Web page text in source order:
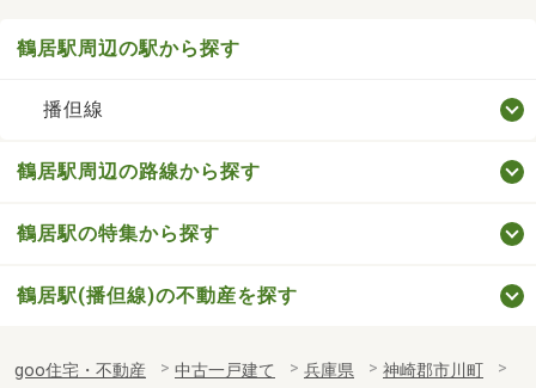
鶴居駅周辺の駅から探す
播但線
鶴居駅周辺の路線から探す
鶴居駅の特集から探す
鶴居駅(播但線)の不動産を探す
goo住宅・不動産 中古一戸建て 兵庫県
神崎郡市川町